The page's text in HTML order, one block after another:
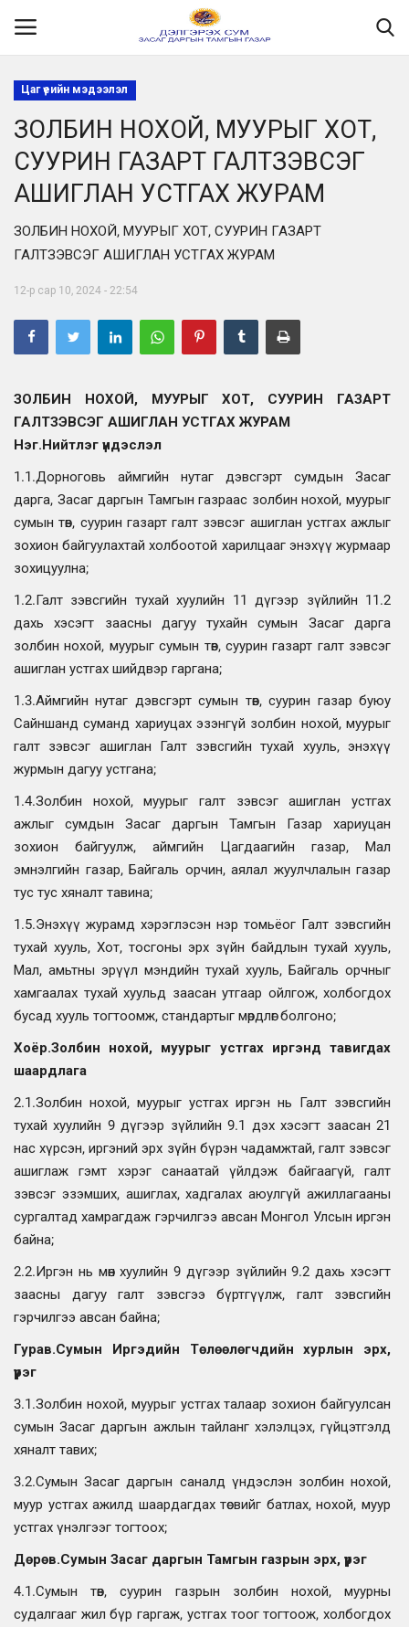
Нүүр
Танилцуулга
Хууль эрх зүй
Ил тод байдал
Бодлого төлөвлөлт
Цаг үеийн мэдээлэл
ЗОЛБИН НОХОЙ, МУУРЫГ ХОТ,
СУУРИН ГАЗАРТ ГАЛТЗЭВСЭГ
АШИГЛАН УСТГАХ ЖУРАМ
ЗОЛБИН НОХОЙ, МУУРЫГ ХОТ, СУУРИН ГАЗАРТ
ГАЛТЗЭВСЭГ АШИГЛАН УСТГАХ ЖУРАМ
12-р сар 10, 2024 - 22:54
ЗОЛБИН НОХОЙ, МУУРЫГ ХОТ, СУУРИН ГАЗАРТ
ГАЛТЗЭВСЭГ АШИГЛАН УСТГАХ ЖУРАМ
Нэг.Нийтлэг үндэслэл
1.1.Дорноговь аймгийн нутаг дэвсгэрт сумдын Засаг
дарга, Засаг даргын Тамгын газраас золбин нохой, муурыг
сумын төв, суурин газарт галт зэвсэг ашиглан устгах ажлыг
зохион байгуулахтай холбоотой харилцааг энэхүү журмаар
зохицуулна;
1.2.Галт зэвсгийн тухай хуулийн 11 дүгээр зүйлийн 11.2
дахь хэсэгт заасны дагуу тухайн сумын Засаг дарга
золбин нохой, муурыг сумын төв, суурин газарт галт зэвсэг
ашиглан устгах шийдвэр гаргана;
1.3.Аймгийн нутаг дэвсгэрт сумын төв, суурин газар буюу
Сайншанд суманд хариуцах эзэнгүй золбин нохой, муурыг
галт зэвсэг ашиглан Галт зэвсгийн тухай хууль, энэхүү
журмын дагуу устгана;
1.4.Золбин нохой, муурыг галт зэвсэг ашиглан устгах
ажлыг сумдын Засаг даргын Тамгын Газар хариуцан
зохион байгуулж, аймгийн Цагдаагийн газар, Мал
эмнэлгийн газар, Байгаль орчин, аялал жуулчлалын газар
тус тус хяналт тавина;
1.5.Энэхүү журамд хэрэглэсэн нэр томьёог Галт зэвсгийн
тухай хууль, Хот, тосгоны эрх зүйн байдлын тухай хууль,
Мал, амьтны эрүүл мэндийн тухай хууль, Байгаль орчныг
хамгаалах тухай хуульд заасан утгаар ойлгож, холбогдох
бусад хууль тогтоомж, стандартыг мөрдлөг болгоно;
Хоёр.Золбин нохой, муурыг устгах иргэнд тавигдах
шаардлага
2.1.Золбин нохой, муурыг устгах иргэн нь Галт зэвсгийн
тухай хуулийн 9 дүгээр зүйлийн 9.1 дэх хэсэгт заасан 21
нас хүрсэн, иргэний эрх зүйн бүрэн чадамжтай, галт зэвсэг
ашиглаж гэмт хэрэг санаатай үйлдэж байгаагүй, галт
зэвсэг эзэмших, ашиглах, хадгалах аюулгүй ажиллагааны
сургалтад хамрагдаж гэрчилгээ авсан Монгол Улсын иргэн
байна;
2.2.Иргэн нь мөн хуулийн 9 дүгээр зүйлийн 9.2 дахь хэсэгт
заасны дагуу галт зэвсгээ бүртгүүлж, галт зэвсгийн
гэрчилгээ авсан байна;
Гурав.Сумын Иргэдийн Төлөөлөгчдийн хурлын эрх,
үүрэг
3.1.Золбин нохой, муурыг устгах талаар зохион байгуулсан
сумын Засаг даргын ажлын тайланг хэлэлцэх, гүйцэтгэлд
хяналт тавих;
3.2.Сумын Засаг даргын саналд үндэслэн золбин нохой,
муур устгах ажилд шаардагдах төсвийг батлах, нохой, муур
устгах үнэлгээг тогтоох;
Дөрөв.Сумын Засаг даргын Тамгын газрын эрх, үүрэг
4.1.Сумын төв, суурин газрын золбин нохой, муурны
судалгааг жил бүр гаргаж, устгах тоог тогтоож, холбогдох